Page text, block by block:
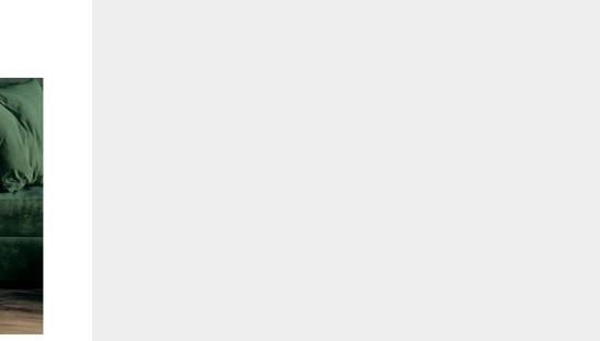
pueden establecer estas cookies en nuestro sitio web. Estas empresas pueden utilizarlas para
intereses y proporcionarte publicidad relevante en otros sitios web. Si no permite estas cookies, tu
dirigida.